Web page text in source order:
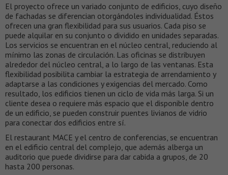
El proyecto ofrece un variado conjunto de edificios, cuyo diseño
de fachadas se diferencian otorgándoles individualidad. Éstos
ofrecen una gran flexibilidad para sus usuarios. Cada piso se
puede alquilar en su conjunto o dividido en unidades separadas.
Los servicios se encuentran en el núcleo central, reduciendo al
mínimo las zonas de circulación. Las oficinas se distribuyen
alrededor del núcleo central, a lo largo de las ventanas. Esta
flexibilidad posibilita cambiar la estrategia de arrendamiento y
adaptarse a las condiciones y exigencias del mercado. Como
resultado, los edificios tienen un ciclo de vida más larga. Si un
cliente desea o requiere más espacio que el disponible dentro
de un edificio, se pueden construir puentes livianos de vidrio
para conectar dos edificios entre sí.
El restaurant MACE y el centro de conferencias, se encuentran
en el edificio central del complejo, que además alberga un
auditorio que puede dividirse para dar cabida a grupos, de 20
hasta 200 personas.